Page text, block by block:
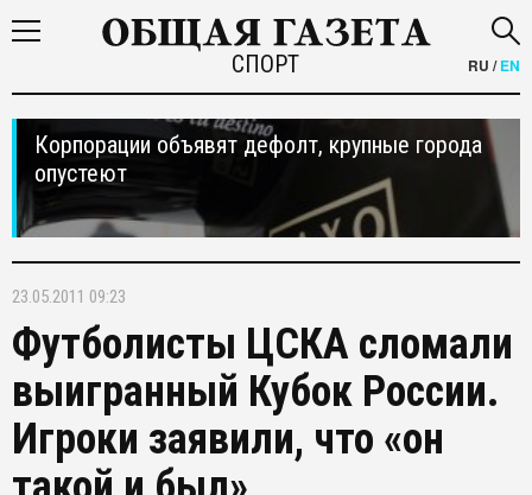
СПОРТ RU /EN
Корпорации объявят дефолт, крупные города
опустеют
23.05.2011 09:23
Футболисты ЦСКА сломали
выигранный Кубок России.
Игроки заявили, что «он